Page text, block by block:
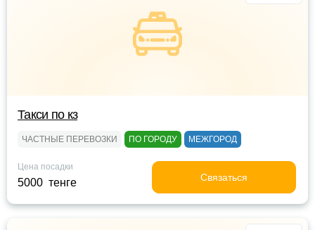
Такси по кз
ЧАСТНЫЕ ПЕРЕВОЗКИ ПО ГОРОДУ МЕЖГОРОД
Цена посадки
5000 тенге Связаться